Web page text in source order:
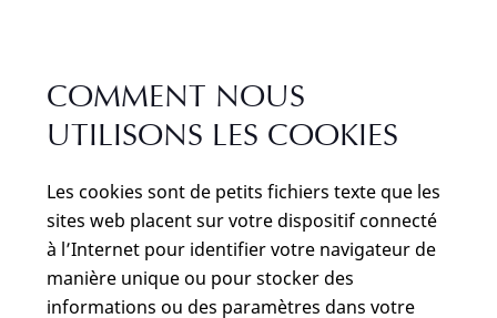
COMMENT NOUS
UTILISONS LES COOKIES
Les cookies sont de petits fichiers texte que les
sites web placent sur votre dispositif connecté
à l’Internet pour identifier votre navigateur de
manière unique ou pour stocker des
informations ou des paramètres dans votre